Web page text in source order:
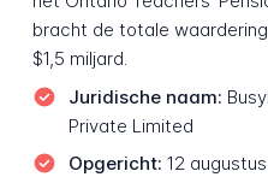
bracht de totale
$1,5 miljard.
Juridische naam:
Private Limited
Opgericht: 12